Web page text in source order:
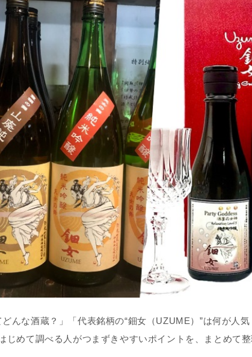
どんな酒蔵？」「代表銘柄の“鈿女（UZUME）”は何が人
じめて調べる人がつまずきやすいポイントを、まとめて整